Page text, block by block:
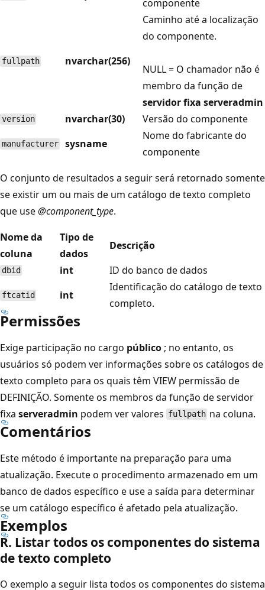
componente
fullpath nvarchar(256)
Caminho até a localização
do componente.
NULL = O chamador não é
membro da função de
servidor fixa serveradmin
version nvarchar(30) Versão do componente
manufacturer sysname
Nome do fabricante do
componente
O conjunto de resultados a seguir será retornado somente
se existir um ou mais de um catálogo de texto completo
que use@component_type.
Nome da
coluna
Tipo de
dados
Descrição
dbid int ID do banco de dados
ftcatid int
Identificação do catálogo de texto
completo.
Permissões
Exige participação no cargo público ; no entanto, os
usuários só podem ver informações sobre os catálogos de
texto completo para os quais têm VIEW permissão de
DEFINIÇÃO. Somente os membros da função de servidor
fixa serveradmin podem ver valores fullpath na coluna.
Comentários
Este método é importante na preparação para uma
atualização. Execute o procedimento armazenado em um
banco de dados específico e use a saída para determinar
se um catálogo específico é afetado pela atualização.
Exemplos
R. Listar todos os componentes do sistema
de texto completo
O exemplo a seguir lista todos os componentes do sistema